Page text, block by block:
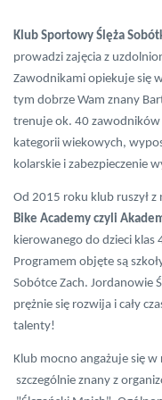
Klub Sportowy Ślęża
prowadzi zajęcia z
Zawodnikami opiekuje się
tym dobrze Wam znany
trenuje ok. 40 zawodników
kategorii wiekowych,
kolarskie i zabezpieczenie
Od 2015 roku klub ruszył
Bike Academy czyli
kierowanego do dzieci klas
Programem objęte są
Sobótce Zach. Jordanowie
prężnie się rozwija i cały
talenty!
Klub mocno angażuje się
szczególnie znany z